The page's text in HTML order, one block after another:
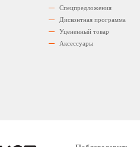
Спецпредложения
Дисконтная программа
Уцененный товар
Аксессуары